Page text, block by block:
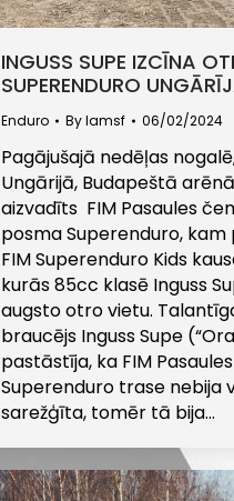
INGUSS SUPE IZCĪNA
SUPERENDURO
Enduro Bylamsf 06/02/2024
Pagājušajā nedēļas
Ungārijā, Budapeštā
aizvadīts FIM Pasaules
posma Superenduro,
FIM Superenduro Kids
kurās 85cc klasē Inguss
augsto otro vietu.
braucējs Inguss Supe
pastāstīja, ka FIM
Superenduro trase nebija
sarežģīta, tomēr tā bija…